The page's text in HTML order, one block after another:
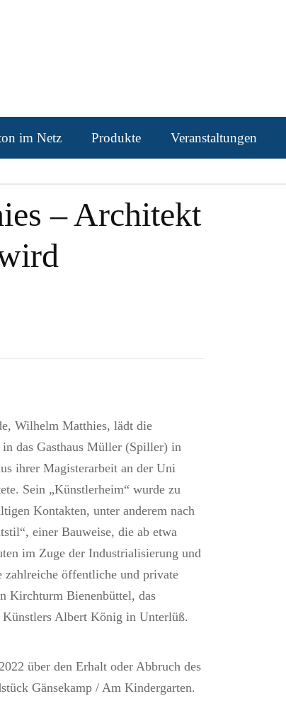
im Netz Produkte Veranstaltungen
– Architekt
Wilhelm Matthies, lädt die
das Gasthaus Müller (Spiller) in
ihrer Magisterarbeit an der Uni
Sein „Künstlerheim“ wurde zu
Kontakten, unter anderem nach
einer Bauweise, die ab etwa
im Zuge der Industrialisierung und
zahlreiche öffentliche und private
Kirchturm Bienenbüttel, das
Künstlers Albert König in Unterlüß.
über den Erhalt oder Abbruch des
Gänsekamp / Am Kindergarten.